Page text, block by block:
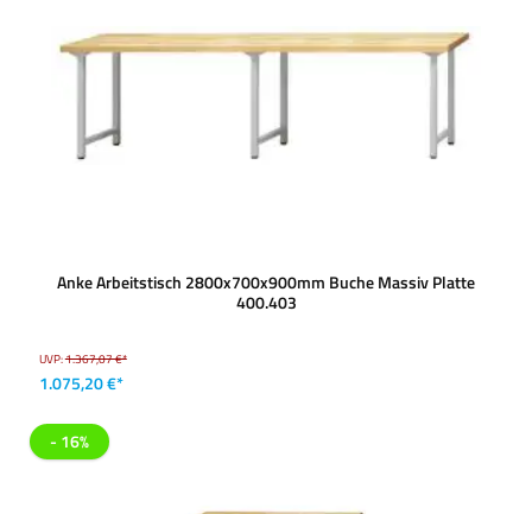
Anke Arbeitstisch 2800x700x900mm Buche Massiv Platte
400.403
UVP:1.367,07 €*
1.075,20 €*
- 16%